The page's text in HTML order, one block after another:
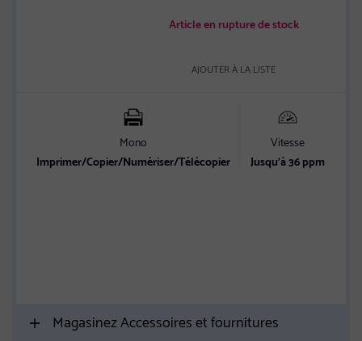
Article en rupture de stock
AJOUTER À LA LISTE
Mono
Imprimer/Copier/Numériser/Télécopier
Vitesse
Jusqu’à 36 ppm
Magasinez Accessoires et fournitures